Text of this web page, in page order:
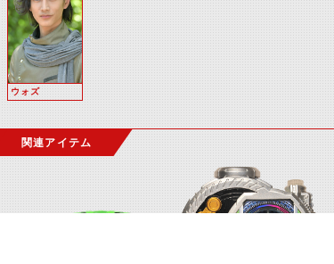
ウォズ
関連アイテム